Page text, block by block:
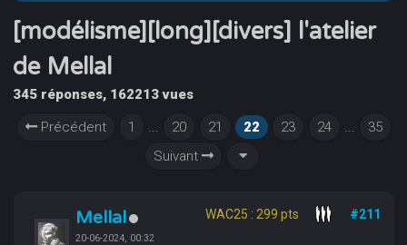
Galerie › [modélisme][long][divers] l'atelier de Mellal
[modélisme][long][divers] l'atelier
de Mellal
345 réponses, 162213 vues
Précédent
1 ... 20 21 22 23 24 ...
35
Suivant
Mellal
20-06-2024, 00:32
WAC25 : 299 pts #211